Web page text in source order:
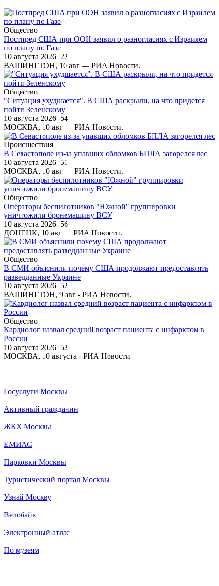
Общество
Постпред США при ООН заявил о разногласиях с Израилем
по плану по Газе
10 августа 2026 22
ВАШИНГТОН, 10 авг — РИА Новости.
Общество
"Ситуация ухудшается". В США раскрыли, на что придется
пойти Зеленскому
10 августа 2026 54
МОСКВА, 10 авг — РИА Новости.
Происшествия
В Севастополе из-за упавших обломков БПЛА загорелся лес
10 августа 2026 51
МОСКВА, 10 авг — РИА Новости.
Общество
Операторы беспилотников "Южной" группировки
уничтожили бронемашину ВСУ
10 августа 2026 56
ДОНЕЦК, 10 авг — РИА Новости.
Общество
В СМИ объяснили почему США продолжают предоставлять
разведданные Украине
10 августа 2026 52
ВАШИНГТОН, 9 авг - РИА Новости.
Общество
Кардиолог назвал средний возраст пациента с инфарктом в
России
10 августа 2026 52
МОСКВА, 10 августа - РИА Новости.
Госуслуги Москвы
Активный гражданин
ЖКХ Москвы
ЕМИАС
Парковки Москвы
Туристический портал Москвы
Узнай Москву
Велобайк
Электронный атлас
По музеям